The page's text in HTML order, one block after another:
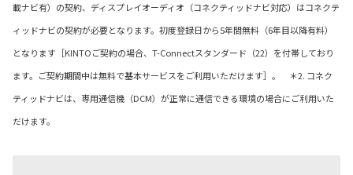
載ナビ有）の契約、ディスプレイオーディオ（コネクティッドナビ対応）はコネクテ
ィッドナビの契約が必要となります。初度登録日から5年間無料（6年目以降有料）
となります［KINTOご契約の場合、T-Connectスタンダード（22）を付帯しており
ます。ご契約期間中は無料で基本サービスをご利用いただけます］。 ＊2. コネク
ティッドナビは、専用通信機（DCM）が正常に通信できる環境の場合にご利用いた
だけます。